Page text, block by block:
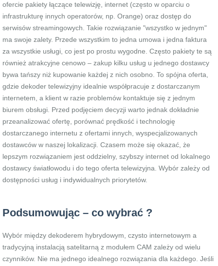
ofercie pakiety łączące telewizję, internet (często w oparciu o
infrastrukturę innych operatorów, np. Orange) oraz dostęp do
serwisów streamingowych. Takie rozwiązanie "wszystko w jednym"
ma swoje zalety. Przede wszystkim to jedna umowa i jedna faktura
za wszystkie usługi, co jest po prostu wygodne. Często pakiety te są
również atrakcyjne cenowo – zakup kilku usług u jednego dostawcy
bywa tańszy niż kupowanie każdej z nich osobno. To spójna oferta,
gdzie dekoder telewizyjny idealnie współpracuje z dostarczanym
internetem, a klient w razie problemów kontaktuje się z jednym
biurem obsługi. Przed podjęciem decyzji warto jednak dokładnie
przeanalizować ofertę, porównać prędkość i technologię
dostarczanego internetu z ofertami innych, wyspecjalizowanych
dostawców w naszej lokalizacji. Czasem może się okazać, że
lepszym rozwiązaniem jest oddzielny, szybszy internet od lokalnego
dostawcy światłowodu i do tego oferta telewizyjna. Wybór zależy od
dostępności usług i indywidualnych priorytetów.
Podsumowując – co wybrać ?
Wybór między dekoderem hybrydowym, czysto internetowym a
tradycyjną instalacją satelitarną z modułem CAM zależy od wielu
czynników. Nie ma jednego idealnego rozwiązania dla każdego. Jeśli